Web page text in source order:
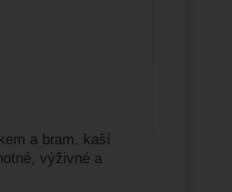
a bram. kaší
výživné a